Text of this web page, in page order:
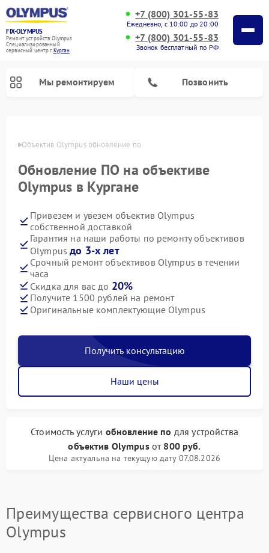
FIX-OLYMPUS
Ремонт устройств Olympus
Специализированный
cервисный центр г.Курган
+7 (800) 301-55-83
Ежедневно, с 10:00 до 20:00
+7 (800) 301-55-83
Звонок бесплатный по РФ
Мы ремонтируем Позвонить
Объектив Olympus обновление по
Обновление ПО на объективе
Olympus в Кургане
Привезем и увезем объектив Olympus
собственной доставкой
Гарантия на наши работы по ремонту объективов
Olympusдо 3-х лет
Срочный ремонт объективов Olympus в течении
часа
Скидка для вас до 20%
Получите 1500 рублей на ремонт
Оригинальные комплектующие Olympus
Получить консультацию
Наши цены
Стоимость услуги обновление по для устройства
объектив Olympusот 800 руб.
Цена актуальна на текущую дату 07.08.2026
Преимущества сервисного центра
Olympus